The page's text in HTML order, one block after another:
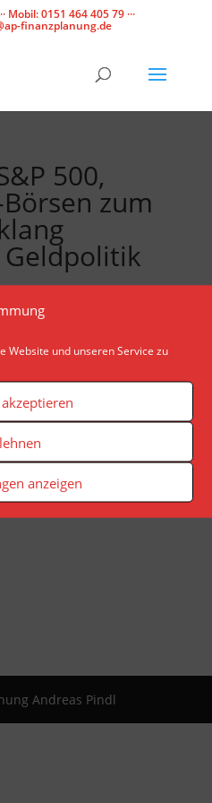
Website und unseren Service zu
anzeigen
Mobil: 0151 464 405 79 ···
finanzplanung.de
500,
zum
deuten darauf hin, dass die
im September senken
den positiven Trend, um
Andreas Pindl